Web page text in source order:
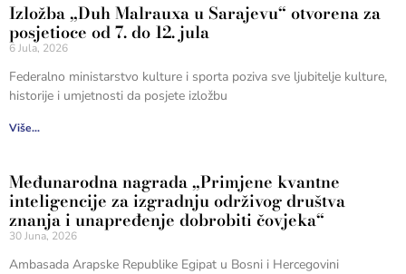
Izložba „Duh Malrauxa u Sarajevu“ otvorena za
posjetioce od 7. do 12. jula
6 Jula, 2026
Federalno ministarstvo kulture i sporta poziva sve ljubitelje kulture,
historije i umjetnosti da posjete izložbu
Više...
Međunarodna nagrada „Primjene kvantne
inteligencije za izgradnju održivog društva
znanja i unapređenje dobrobiti čovjeka“
30 Juna, 2026
Ambasada Arapske Republike Egipat u Bosni i Hercegovini